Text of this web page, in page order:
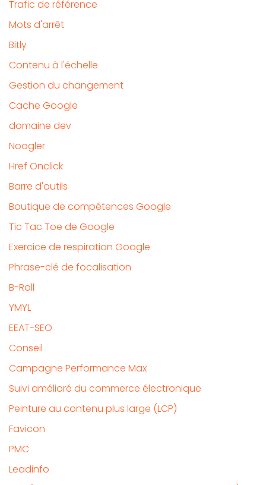
Trafic de référence
Mots d'arrêt
Bitly
Contenu à l'échelle
Gestion du changement
Cache Google
domaine dev
Noogler
Href Onclick
Barre d'outils
Boutique de compétences Google
Tic Tac Toe de Google
Exercice de respiration Google
Phrase-clé de focalisation
B-Roll
YMYL
EEAT-SEO
Conseil
Campagne Performance Max
Suivi amélioré du commerce électronique
Peinture au contenu plus large (LCP)
Favicon
PMC
Leadinfo